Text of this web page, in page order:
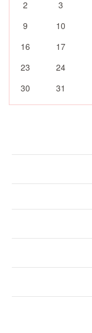
2
3
9
10
16
17
23
24
30
31